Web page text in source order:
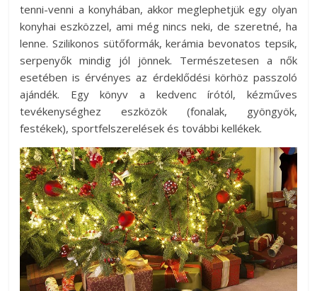
tenni-venni a konyhában, akkor meglephetjük egy olyan
konyhai eszközzel, ami még nincs neki, de szeretné, ha
lenne. Szilikonos sütőformák, kerámia bevonatos tepsik,
serpenyők mindig jól jönnek. Természetesen a nők
esetében is érvényes az érdeklődési körhöz passzoló
ajándék. Egy könyv a kedvenc írótól, kézműves
tevékenységhez eszközök (fonalak, gyöngyök,
festékek), sportfelszerelések és további kellékek.